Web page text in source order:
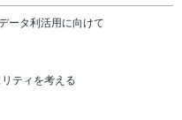
ータ利活用に向けて
ティを考える